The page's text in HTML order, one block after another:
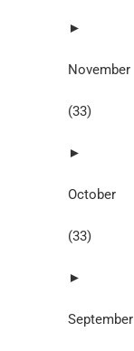
►
November
(33)
►
October
(33)
►
September